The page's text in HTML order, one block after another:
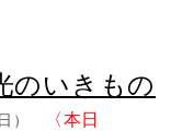
のいきもの
）
〈本日